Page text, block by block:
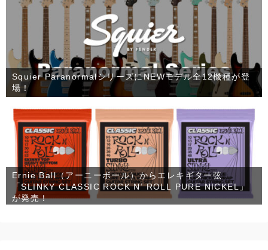
Squier ParanormalシリーズにNEWモデル全12機種が登
場！
Ernie Ball（アーニーボール）からエレキギター弦
「SLINKY CLASSIC ROCK N’ ROLL PURE NICKEL」
が発売！